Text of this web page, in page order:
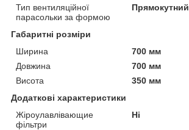
Тип вентиляційної
парасольки за формою
Прямокутний
Габаритні розміри
Ширина
700 мм
Довжина
700 мм
Висота
350 мм
Додаткові характеристики
Жіроулавлівающие
фільтри
Ні